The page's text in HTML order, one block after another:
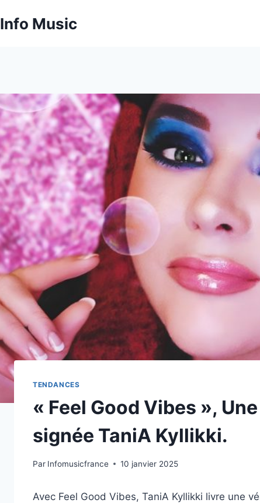
Info Music
TENDANCES
« Feel Good Vibes »,
signée TaniA Kyllikki.
Par Infomusicfrance 10 janvier 2025
Avec Feel Good Vibes, TaniA Kyllikki livre une